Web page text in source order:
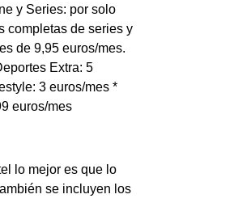
y Series: por solo
completas de series y
de 9,95 euros/mes.
Extra: 5
3 euros/mes *
euros/mes
lo mejor es que lo
se incluyen los